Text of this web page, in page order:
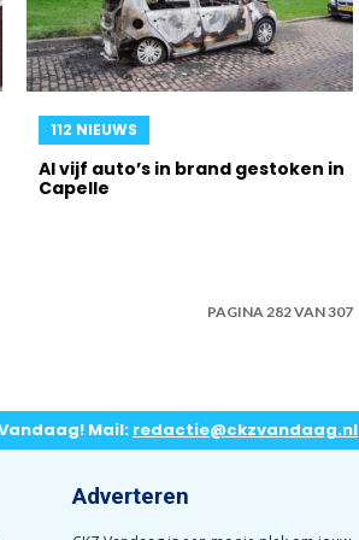
112 NIEUWS
Al vijf auto’s in brand gestoken in
Capelle
PAGINA 282 VAN 307
Mail: redactie@ckzvandaag.nl
Adverteren